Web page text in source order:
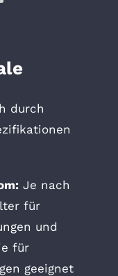
durch
Je nach
für
und
für
geeignet